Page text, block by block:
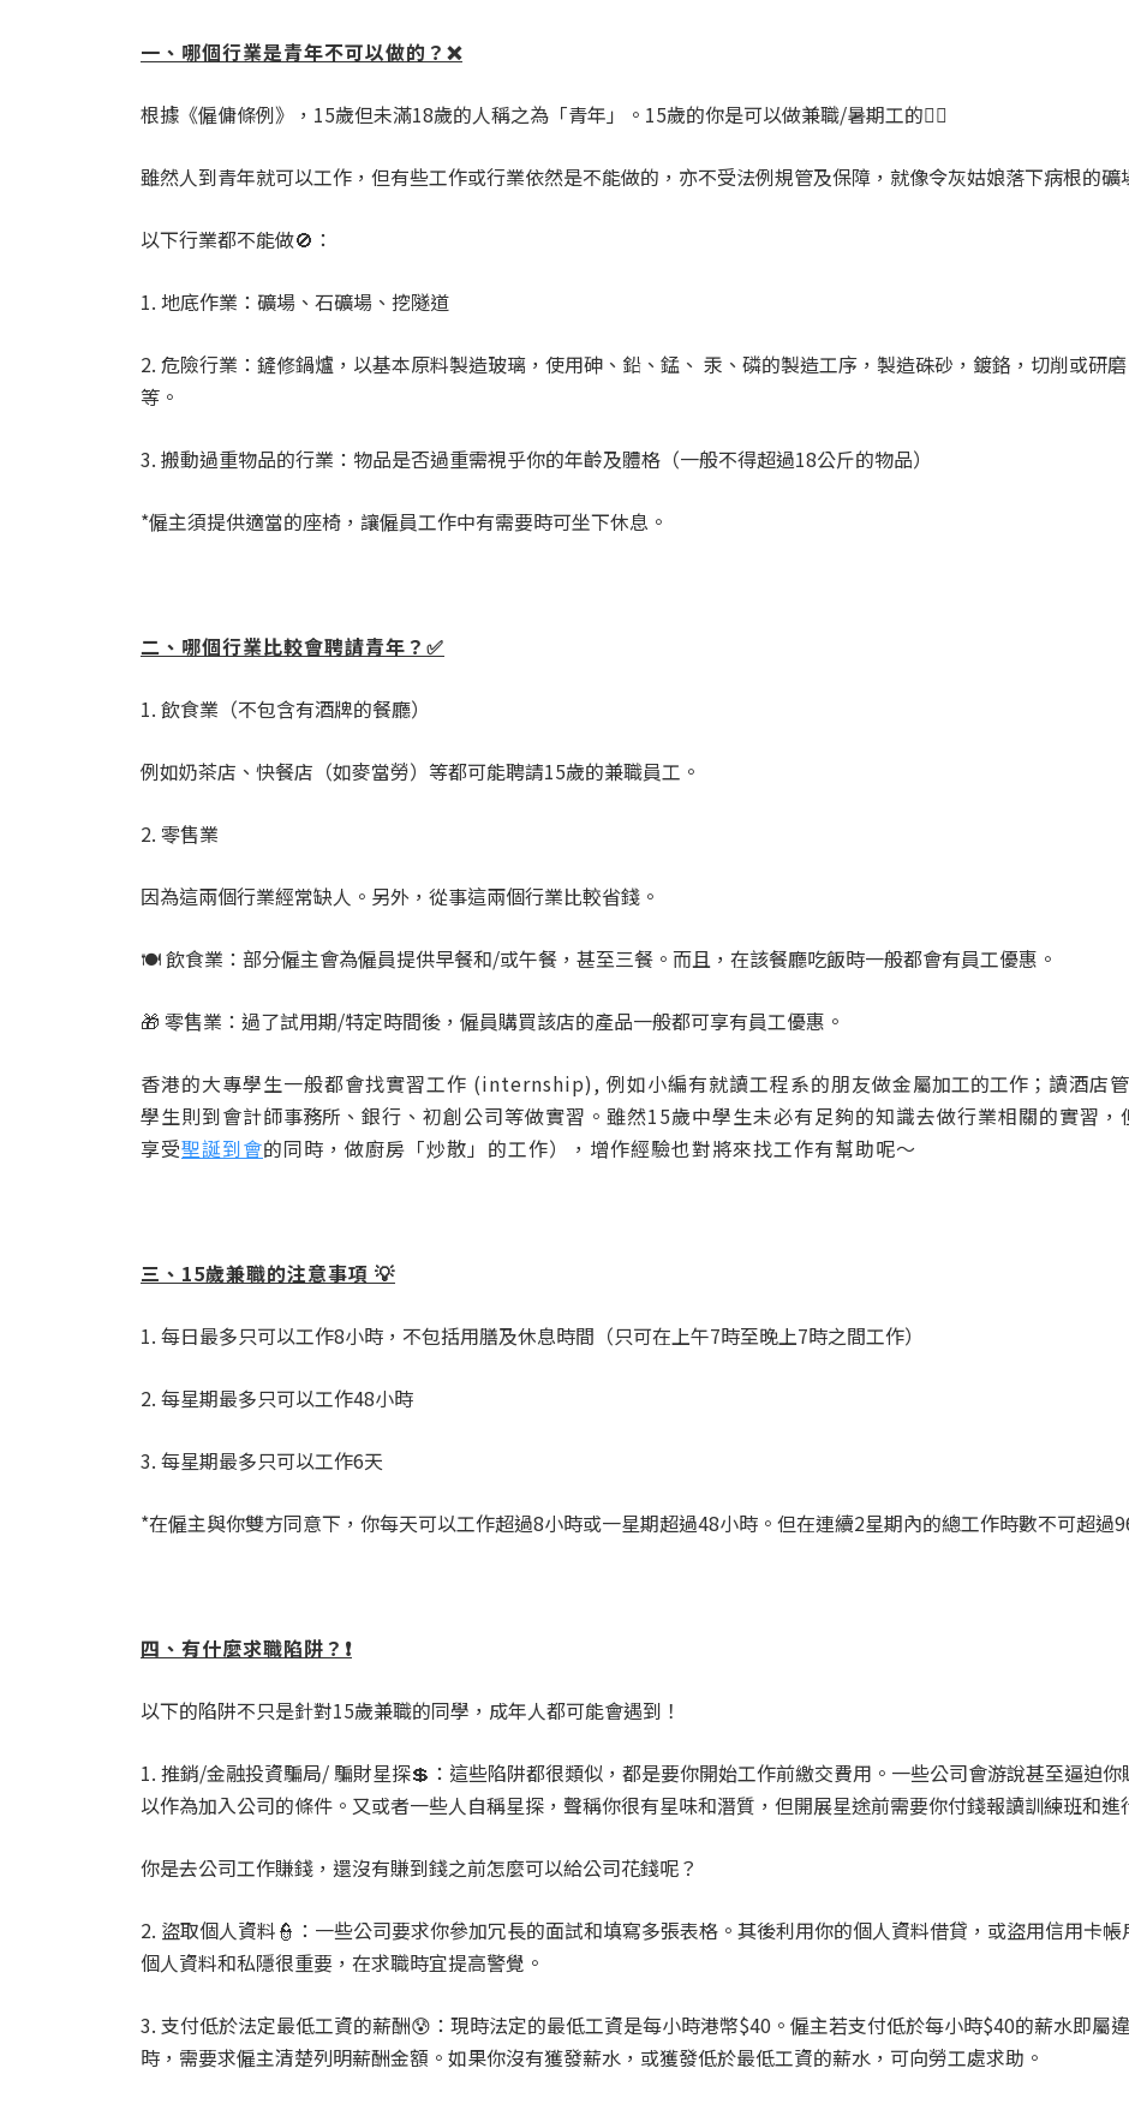
一、哪個行業是青年不可以做的？❌
根據《僱傭條例》，15歲但未滿18歲的人稱之為「青年」。15歲的你是可以做兼職/暑期工的👍🏼
雖然人到青年就可以工作，但有些工作或行業依然是不能做的，亦不受法例規管及保障，就像令灰姑娘落下病根的礦
以下行業都不能做🚫：
1. 地底作業：礦場、石礦場、挖隧道
2. 危險行業：鏟修鍋爐，以基本原料製造玻璃，使用砷、鉛、錳、 汞、磷的製造工序，製造硃砂，鍍鉻，切削或研
等。
3. 搬動過重物品的行業：物品是否過重需視乎你的年齡及體格（一般不得超過18公斤的物品）
*僱主須提供適當的座椅，讓僱員工作中有需要時可坐下休息。
二、哪個行業比較會聘請青年？✅
1. 飲食業（不包含有酒牌的餐廳）
例如奶茶店、快餐店（如麥當勞）等都可能聘請15歲的兼職員工。
2. 零售業
因為這兩個行業經常缺人。另外，從事這兩個行業比較省錢。
🍽 飲食業：部分僱主會為僱員提供早餐和/或午餐，甚至三餐。而且，在該餐廳吃飯時一般都會有員工優惠。
🎁 零售業：過了試用期/特定時間後，僱員購買該店的產品一般都可享有員工優惠。
香港的大專學生一般都會找實習工作 (internship), 例如小編有就讀工程系的朋友做金屬加工的工作 ；讀酒店
學生則到會計師事務所 、銀行、初創公司等做實習。雖然15歲中學生未必有足夠的知識去做行業相關的實習
享受聖誕到會的同時，做廚房「炒散」的工作），增作經驗也對將來找工作有幫助呢～
三、15歲兼職的注意事項 💡
1. 每日最多只可以工作8小時，不包括用膳及休息時間（只可在上午7時至晚上7時之間工作）
2. 每星期最多只可以工作48小時
3. 每星期最多只可以工作6天
*在僱主與你雙方同意下，你每天可以工作超過8小時或一星期超過48小時。但在連續2星期內的總工作時數不可超過
四、有什麼求職陷阱？❗️
以下的陷阱不只是針對15歲兼職的同學，成年人都可能會遇到！
1. 推銷/金融投資騙局/ 騙財星探💲：這些陷阱都很類似，都是要你開始工作前繳交費用。一些公司會游說甚至逼迫你
以作為加入公司的條件。又或者一些人自稱星探，聲稱你很有星味和潛質，但開展星途前需要你付錢報讀訓練班和進
你是去公司工作賺錢，還沒有賺到錢之前怎麼可以給公司花錢呢？
2. 盜取個人資料👮：一些公司要求你參加冗長的面試和填寫多張表格。其後利用你的個人資料借貸，或盜用信用卡
個人資料和私隱很重要，在求職時宜提高警覺。
3. 支付低於法定最低工資的薪酬😰：現時法定的最低工資是每小時港幣$40。僱主若支付低於每小時$40的薪水即屬
時，需要求僱主清楚列明薪酬金額。如果你沒有獲發薪水，或獲發低於最低工資的薪水，可向勞工處求助。